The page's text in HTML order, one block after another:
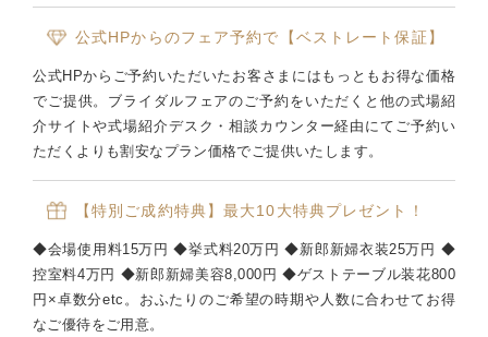
公式HPからのフェア予約で【ベストレート保証】
公式HPからご予約いただいたお客さまにはもっともお得な価格
でご提供。ブライダルフェアのご予約をいただくと他の式場紹
介サイトや式場紹介デスク・相談カウンター経由にてご予約い
ただくよりも割安なプラン価格でご提供いたします。
【特別ご成約特典】最大10大特典プレゼント！
◆会場使用料15万円 ◆挙式料20万円 ◆新郎新婦衣装25万円 ◆
控室料4万円 ◆新郎新婦美容8,000円 ◆ゲストテーブル装花800
円×卓数分etc。おふたりのご希望の時期や人数に合わせてお得
なご優待をご用意。